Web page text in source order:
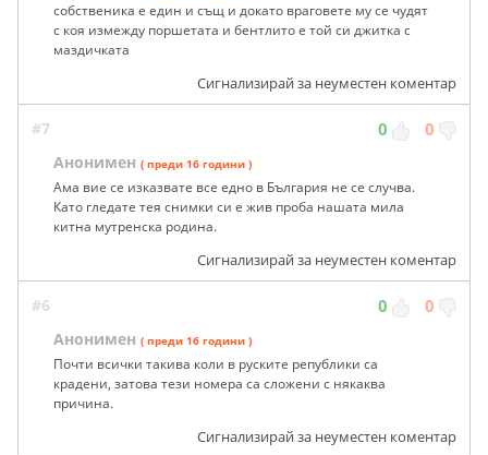
собственика е един и същ и докато враговете му се чудят
с коя измежду поршетата и бентлито е той си джитка с
маздичката
Сигнализирай за неуместен коментар
#7 0 0
Анонимен ( преди 16 години )
Ама вие се изказвате все едно в България не се случва.
Като гледате тея снимки си е жив проба нашата мила
китна мутренска родина.
Сигнализирай за неуместен коментар
#6 0 0
Анонимен ( преди 16 години )
Почти всички такива коли в руските републики са
крадени, затова тези номера са сложени с някаква
причина.
Сигнализирай за неуместен коментар